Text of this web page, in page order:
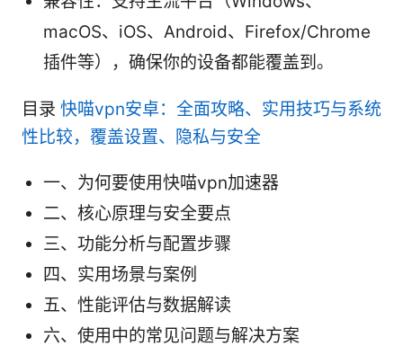
macOS、iOS、Android、Firefox/Chrome
插件等），确保你的设备都能覆盖到。
目录 快喵vpn安卓：全面攻略、实用技巧与系统
性比较，覆盖设置、隐私与安全
一、为何要使用快喵vpn加速器
二、核心原理与安全要点
三、功能分析与配置步骤
四、实用场景与案例
五、性能评估与数据解读
六、使用中的常见问题与解决方案